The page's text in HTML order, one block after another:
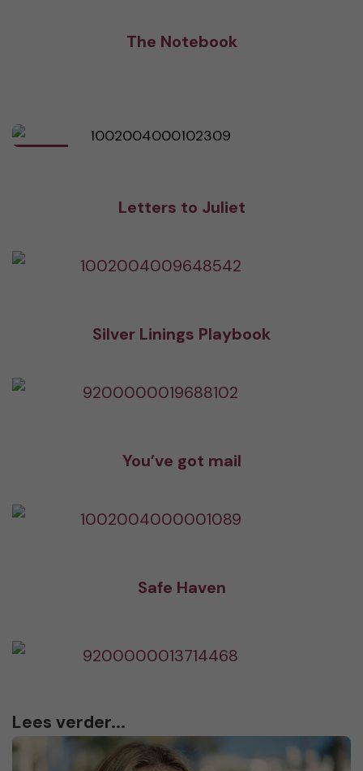
The Notebook
Letters to Juliet
Silver Linings Playbook
You’ve got mail
Safe Haven
Lees verder...